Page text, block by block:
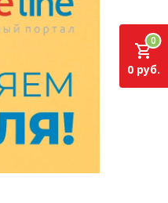
0
0 руб.